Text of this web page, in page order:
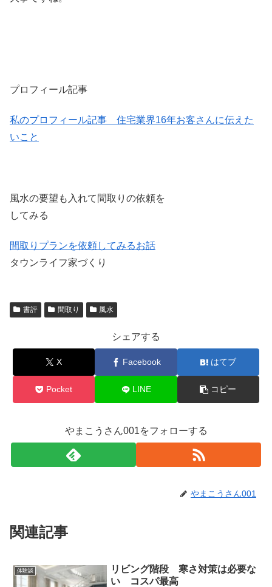
プロフィール記事
私のプロフィール記事 住宅業界16年お客さんに伝えた
いこと
風水の要望も入れて間取りの依頼を
してみる
間取りプランを依頼してみるお話
タウンライフ家づくり
書評 間取り 風水
シェアする
X Facebook はてブ
Pocket LINE コピー
やまこうさん001をフォローする
やまこうさん001
関連記事
体験談
リビング階段 寒さ対策は必要な
い コスパ最高